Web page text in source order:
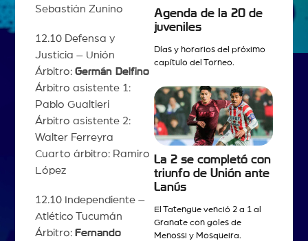
Sebastián Zunino
12.10 Defensa y
Justicia – Unión
Árbitro: Germán Delfino
Árbitro asistente 1:
Pablo Gualtieri
Árbitro asistente 2:
Walter Ferreyra
Cuarto árbitro: Ramiro
López
12.10 Independiente –
Atlético Tucumán
Árbitro: Fernando
Agenda de la 20 de
juveniles
Días y horarios del próximo
capítulo del Torneo.
La 2 se completó con
triunfo de Unión ante
Lanús
El Tatengue venció 2 a 1 al
Granate con goles de
Menossi y Mosqueira.